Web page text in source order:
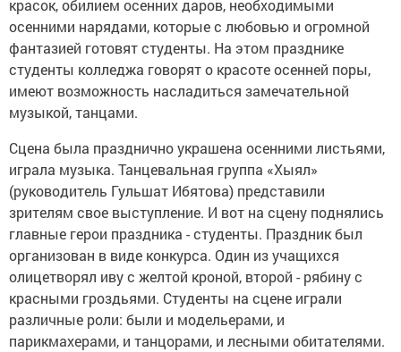
красок, обилием осенних даров, необходимыми
осенними нарядами, которые с любовью и огромной
фантазией готовят студенты. На этом празднике
студенты колледжа говорят о красоте осенней поры,
имеют возможность насладиться замечательной
музыкой, танцами.
Сцена была празднично украшена осенними листьями,
играла музыка. Танцевальная группа «Хыял»
(руководитель Гульшат Ибятова) представили
зрителям свое выступление. И вот на сцену поднялись
главные герои праздника - студенты. Праздник был
организован в виде конкурса. Один из учащихся
олицетворял иву с желтой кроной, второй - рябину с
красными гроздьями. Студенты на сцене играли
различные роли: были и модельерами, и
парикмахерами, и танцорами, и лесными обитателями.